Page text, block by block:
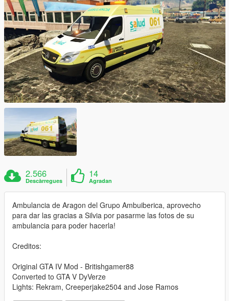
2.566
Descàrregues
14
Agradan
Ambulancia de Aragon del Grupo Ambuiberica, aprovecho
para dar las gracias a Silvia por pasarme las fotos de su
ambulancia para poder hacerla!
Creditos:
Original GTA IV Mod - Britishgamer88
Converted to GTA V DyVerze
Lights: Rekram, Creeperjake2504 and Jose Ramos